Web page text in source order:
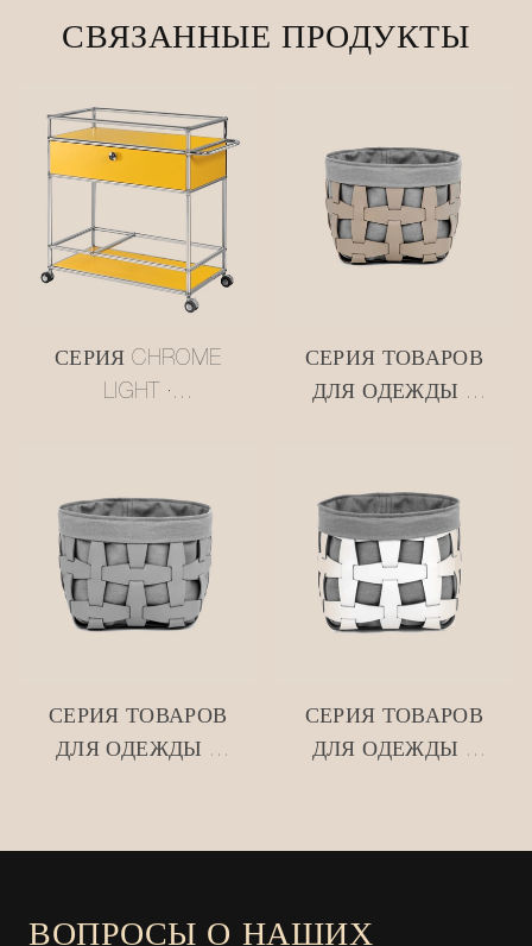
СВЯЗАННЫЕ ПРОДУКТЫ
СЕРИЯ CHROME
LIGHT ·
СТИЛЕ USM, ЦВЕТ
МАСЛЯНО-
ЖЕЛТЫЙ
#MSR2408016
СЕРИЯ ТОВАРОВ
ДЛЯ ОДЕЖДЫ •
КОРЗИНА ДЛЯ
ХРАНЕНИЯ
#MSR027-3
СЕРИЯ ТОВАРОВ
ДЛЯ ОДЕЖДЫ •
КОРЗИНА ДЛЯ
СЕРИЯ ТОВАРОВ
ДЛЯ ОДЕЖДЫ •
КОРЗИНА ДЛЯ
ВОПРОСЫ О НАШИХ